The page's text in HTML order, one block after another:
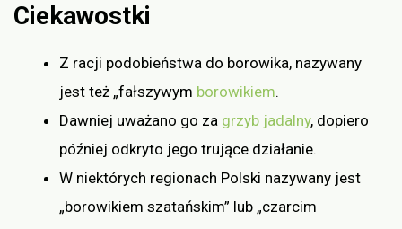
Ciekawostki
Z racji podobieństwa do borowika, nazywany
jest też „fałszywym borowikiem.
Dawniej uważano go za grzyb jadalny, dopiero
później odkryto jego trujące działanie.
W niektórych regionach Polski nazywany jest
„borowikiem szatańskim” lub „czarcim